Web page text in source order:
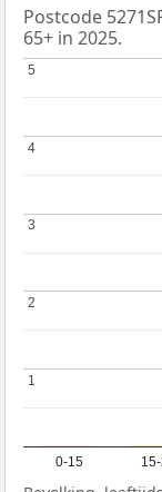
Postcode
65+ in 2025.
0-15
11
2
2
3
3
4
4
5
5